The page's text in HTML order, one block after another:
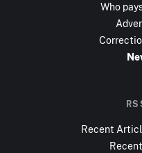
Who
Recent